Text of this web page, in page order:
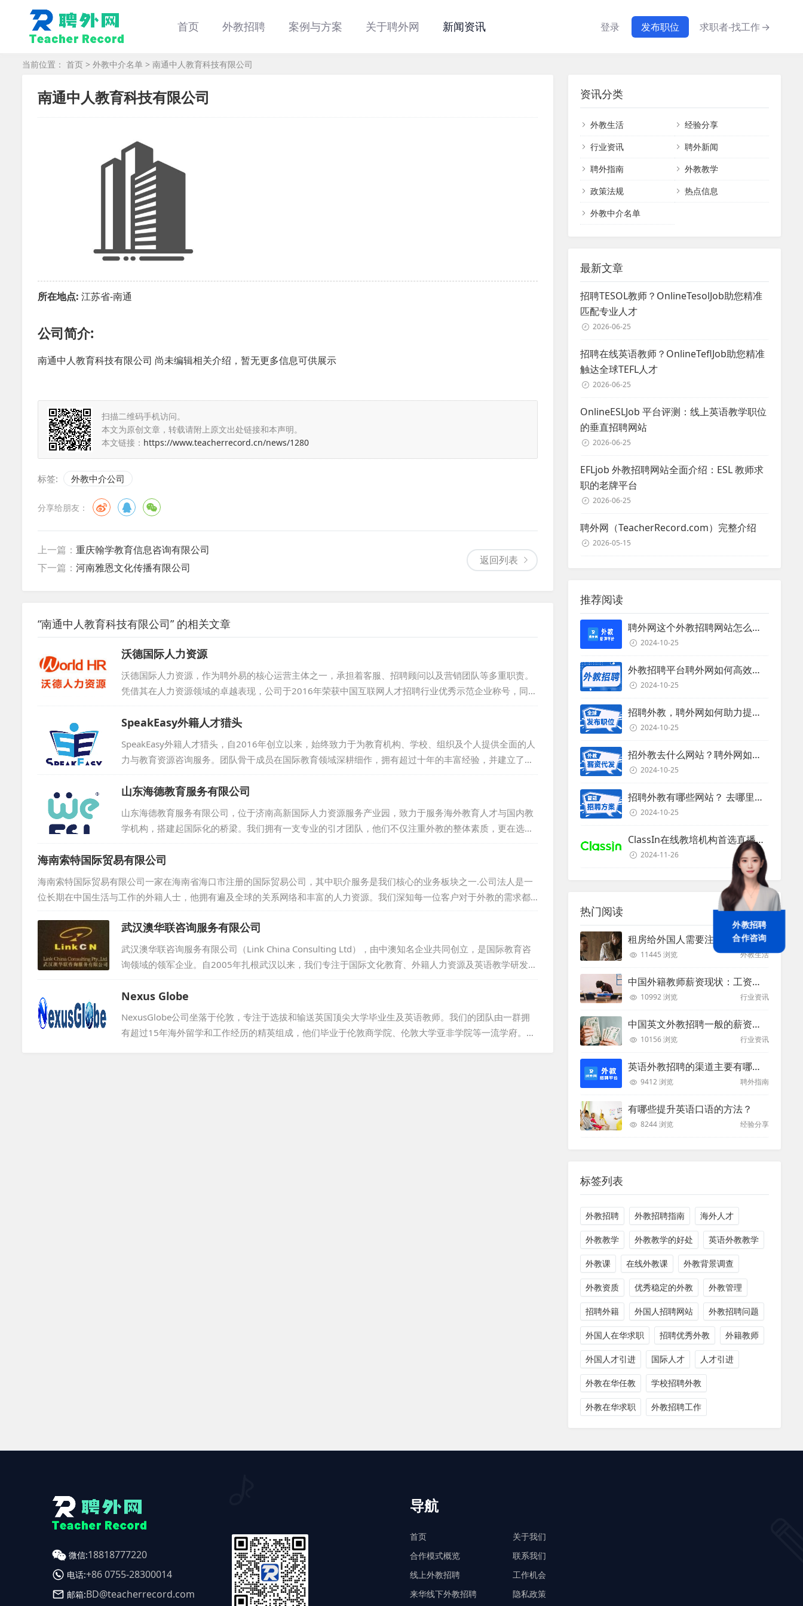
首页 外教招聘 案例与方案 关于聘外网 新闻资讯 登录 发布职位 求职者-找工作→
当前位置： 首页 > 外教中介名单 > 南通中人教育科技有限公司
南通中人教育科技有限公司
所在地点: 江苏省-南通
公司简介:
南通中人教育科技有限公司 尚未编辑相关介绍，暂无更多信息可供展示
扫描二维码手机访问。
本文为原创文章，转载请附上原文出处链接和本声明。
本文链接： https://www.teacherrecord.cn/news/1280
标签: 外教中介公司
分享给朋友：
返回列表
上一篇： 重庆翰学教育信息咨询有限公司
下一篇： 河南雅恩文化传播有限公司
“南通中人教育科技有限公司” 的相关文章
沃德国际人力资源
沃德国际人力资源，作为聘外易的核心运营主体之一，承担着客服、招聘顾问以及营销团队等多重职责。
凭借其在人力资源领域的卓越表现，公司于2016年荣获中国互联网人才招聘行业优秀示范企业称号，同时
积极与学校展开合作，为行业输送优秀人才。...
SpeakEasy外籍人才猎头
SpeakEasy外籍人才猎头，自2016年创立以来，始终致力于为教育机构、学校、组织及个人提供全面的人
力与教育资源咨询服务。团队骨干成员在国际教育领域深耕细作，拥有超过十年的丰富经验，并建立了广
泛的外籍教师资源及招聘网络。尽管成立时间尚短，但凭借卓越的信誉和专业的服务，思悦教育已赢得了
众多知名机构与个人的青睐，包括新东方、华尔街、流利英语、芝麻街英语等，并与他们签订了长期服务
协议。我们始终坚守诚信为本，坚持提供个性化服务，全心全意为客户着想。期待与您的合作，共创美好
未来。...
山东海德教育服务有限公司
山东海德教育服务有限公司，位于济南高新国际人力资源服务产业园，致力于服务海外教育人才与国内教
学机构，搭建起国际化的桥梁。我们拥有一支专业的引才团队，他们不仅注重外教的整体素质，更在选拔
过程中严格把关，确保外教水平达到高标准。我们的目标，是减轻用才机构的用人压力，降低用人风险，
让每一位合作伙伴都能安心、放心。作为一家靠谱的外教中介机构，我们始终坚守诚信、专业、高效的服
务宗旨，努力为各方创造更多的价值。山东海德，愿与您携手共创美好未来，共同书写国际教育的华
章！...
海南索特国际贸易有限公司
海南索特国际贸易有限公司一家在海南省海口市注册的国际贸易公司，其中职介服务是我们核心的业务板块之一.公司法人是一
位长期在中国生活与工作的外籍人士，他拥有遍及全球的关系网络和丰富的人力资源。我们深知每一位客户对于外教的需求都
是独特且个性化的，因此，我们致力于整合各方资源，按照您的具体要求，为您精心挑选并推荐最合适的人才。请相信我们的
专业与实力，我们定将竭尽全力，确保您得到满意的服务。期待与您的合作，共同开创美好的未来！...
武汉澳华联咨询服务有限公司
武汉澳华联咨询服务有限公司（Link China Consulting Ltd），由中澳知名企业共同创立，是国际教育咨
询领域的领军企业。自2005年扎根武汉以来，我们专注于国际文化教育、外籍人力资源及英语教学研发，
提供一站式综合服务。在澳洲昆士兰布里斯班，我们也设有分支机构，拓展全球视野。经过多年努力，我
们在国际教育咨询、外教教材研发、企业商务培训等领域成果斐然，广受国内外客户好评。我们持有国家
外专局颁发的资质证书，确保服务专业合法。澳华联团队汇聚中外精英，以专业知识与技能，高效服务各
类客户。我们整合国内外资源，发...
Nexus Globe
NexusGlobe公司坐落于伦敦，专注于选拔和输送英国顶尖大学毕业生及英语教师。我们的团队由一群拥
有超过15年海外留学和工作经历的精英组成，他们毕业于伦敦商学院、伦敦大学亚非学院等一流学府。自
资讯分类
外教生活
经验分享
行业资讯
聘外新闻
聘外指南
外教教学
政策法规
热点信息
外教中介名单
最新文章
招聘TESOL教师？OnlineTesolJob助您精准
匹配专业人才
2026-06-25
招聘在线英语教师？OnlineTeflJob助您精准
触达全球TEFL人才
2026-06-25
OnlineESLJob 平台评测：线上英语教学职位
的垂直招聘网站
2026-06-25
EFLjob 外教招聘网站全面介绍：ESL 教师求
职的老牌平台
2026-06-25
聘外网（TeacherRecord.com）完整介绍
2026-05-15
推荐阅读
聘外网这个外教招聘网站怎么样？
2024-10-25
外教招聘平台聘外网如何高效招聘外教？
2024-10-25
招聘外教，聘外网如何助力提升招聘效率？
2024-10-25
招外教去什么网站？聘外网如何助力企业外教招聘
2024-10-25
招聘外教有哪些网站？ 去哪里招聘外教？
2024-10-25
ClassIn在线教培机构首选直播课堂服务商
2024-11-26
热门阅读
租房给外国人需要注意些什么？
11445 浏览 外教生活
中国外籍教师薪资现状：工资和待遇都非常高
10992 浏览 行业资讯
中国英文外教招聘一般的薪资是多少？
10156 浏览 行业资讯
英语外教招聘的渠道主要有哪些？
9412 浏览 聘外指南
有哪些提升英语口语的方法？
8244 浏览 经验分享
标签列表
外教招聘 外教招聘指南 海外人才
外教教学 外教教学的好处 英语外教教学
外教课 在线外教课 外教背景调查
外教资质 优秀稳定的外教 外教管理
招聘外籍 外国人招聘网站 外教招聘问题
外国人在华求职 招聘优秀外教 外籍教师
外国人才引进 国际人才 人才引进
外教在华任教 学校招聘外教
外教在华求职 外教招聘工作
微信:18818777220
电话:+86 0755-28300014
邮箱:BD@teacherrecord.com
导航
首页
合作模式概览
线上外教招聘
来华线下外教招聘
关于我们
联系我们
工作机会
隐私政策
外教招聘
合作咨询